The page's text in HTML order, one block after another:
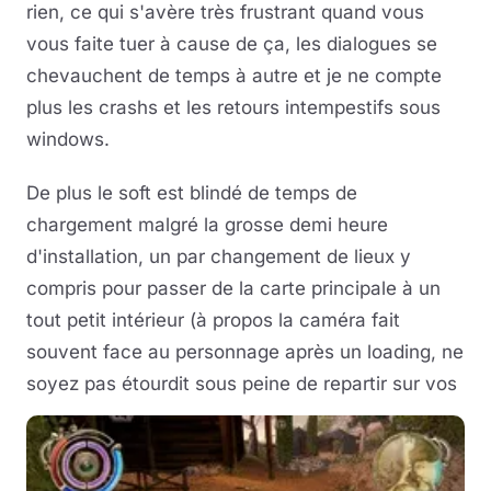
rien, ce qui s'avère très frustrant quand vous
vous faite tuer à cause de ça, les dialogues se
chevauchent de temps à autre et je ne compte
plus les crashs et les retours intempestifs sous
windows.
De plus le soft est blindé de temps de
chargement malgré la grosse demi heure
d'installation, un par changement de lieux y
compris pour passer de la carte principale à un
tout petit intérieur (à propos la caméra fait
souvent face au personnage après un loading, ne
soyez pas étourdit sous peine de repartir sur vos